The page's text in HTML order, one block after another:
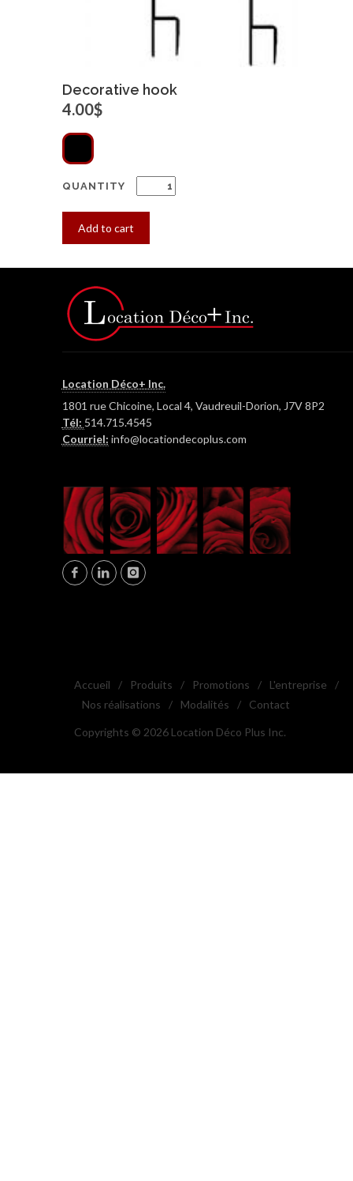
Decorative hook
4.00$
QUANTITY
Add to cart
Location Déco+ Inc.
1801 rue Chicoine, Local 4, Vaudreuil-Dorion, J7V 8P2
Tél: 514.715.4545
Courriel: info@locationdecoplus.com
Accueil / Produits / Promotions / L'entreprise
/
Nos réalisations
/ Modalités / Contact
Copyrights © 2026 Location Déco Plus Inc.